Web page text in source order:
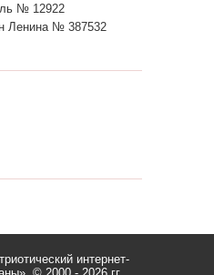
№ 12922
Ленина № 387532
интернет-